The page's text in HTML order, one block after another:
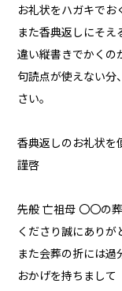
お礼状をハガキでお
また香典返しにそえ
違い縦書きでかくの
句読点が使えない分
さい。
香典返しのお礼状を
謹啓
先般 亡祖母 〇〇の
くださり誠にありが
また会葬の折には過
おかげを持ちまして